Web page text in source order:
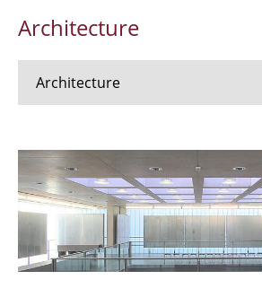
Architecture
Architecture
Admission procedure 2024
Bachelor Architecture
Bachelor Architecture+